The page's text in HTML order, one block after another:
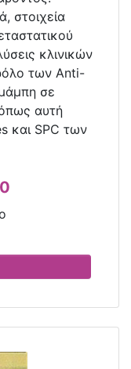
στοιχεία
κλινικών
των Anti-
σε
αυτή
και SPC των